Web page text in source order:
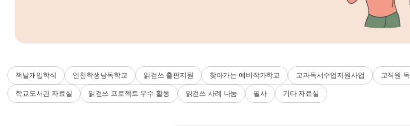
책날개입학식 인천학생낭독학교 읽걷쓰 출판지원 찾아가는 예비작가학교 교과독서수업지원사업 교직원
학교도서관 자료실 읽걷쓰 프로젝트 우수 활동 읽걷쓰 사례 나눔 필사 기타 자료실